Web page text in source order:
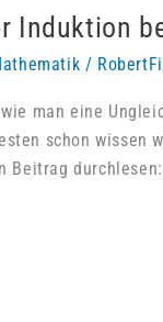
Induktion
/
man eine
schon wissen